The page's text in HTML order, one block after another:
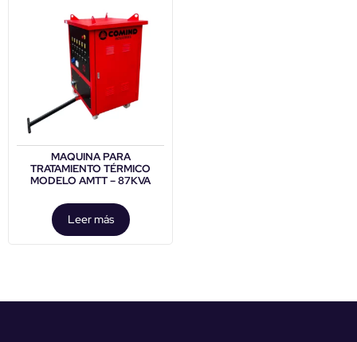
MAQUINA PARA
TRATAMIENTO TÉRMICO
MODELO AMTT – 87KVA
Leer más